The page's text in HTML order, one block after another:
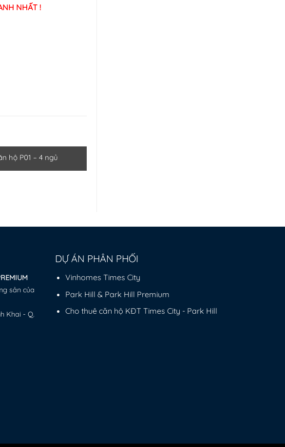
NHẤT !
hộ P01 – 4 ngủ
sản của
Khai - Q.
DỰ ÁN PHÂN PHỐI
Vinhomes Times City
Park Hill & Park Hill Premium
Cho thuê căn hộ KĐT Times City - Park Hill